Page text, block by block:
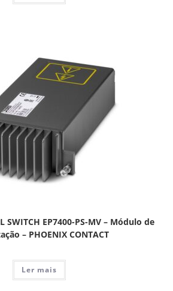
SWITCH EP7400-PS-MV – Módulo de
– PHOENIX CONTACT
Ler mais